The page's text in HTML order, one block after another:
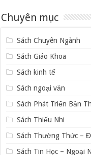
Chuyên mục
Sách Chuyên Ngành
Sách Giáo Khoa
Sách kinh tế
Sách ngoại văn
Sách Phát Triển Bản
Sách Thiếu Nhi
Sách Thường Thức –
Sách Tin Học – Ngoại